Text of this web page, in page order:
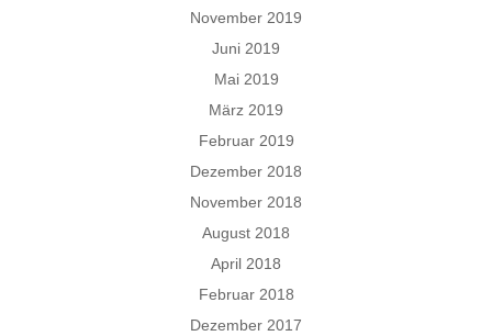
November 2019
Juni 2019
Mai 2019
März 2019
Februar 2019
Dezember 2018
November 2018
August 2018
April 2018
Februar 2018
Dezember 2017